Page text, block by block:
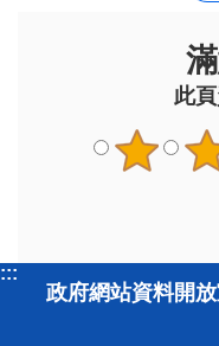
此
:::
政府網站資料開